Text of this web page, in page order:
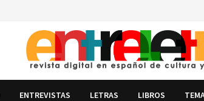
ENTREVISTAS LETRAS LIBROS